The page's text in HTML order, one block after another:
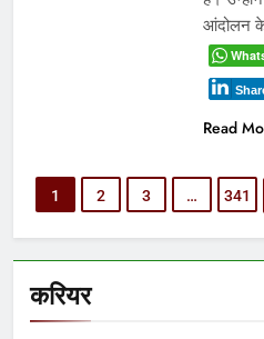
करियर
आंदोलन
Read
1 2 3 … 341